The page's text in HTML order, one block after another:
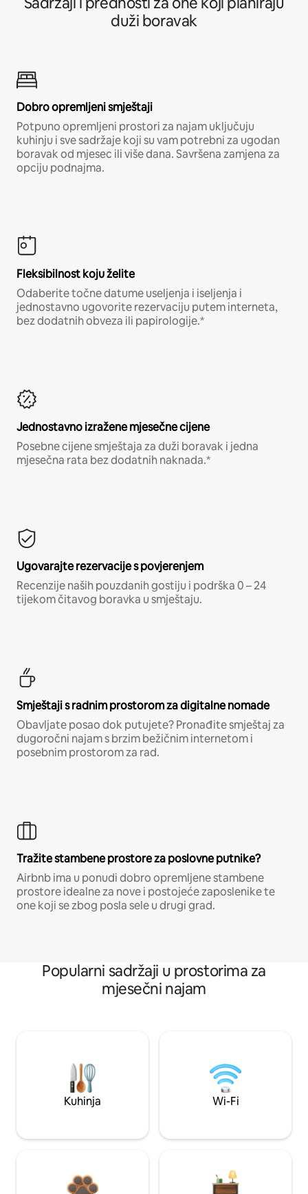
duži boravak
Dobro opremljeni smještaji
Potpuno opremljeni prostori za najam uključuju
kuhinju i sve sadržaje koji su vam potrebni za ugodan
boravak od mjesec ili više dana. Savršena zamjena za
opciju podnajma.
Fleksibilnost koju želite
Odaberite točne datume useljenja i iseljenja i
jednostavno ugovorite rezervaciju putem interneta,
bez dodatnih obveza ili papirologije.*
Jednostavno izražene mjesečne cijene
Posebne cijene smještaja za duži boravak i jedna
mjesečna rata bez dodatnih naknada.*
Ugovarajte rezervacije s povjerenjem
Recenzije naših pouzdanih gostiju i podrška 0 – 24
tijekom čitavog boravka u smještaju.
Smještaji s radnim prostorom za digitalne nomade
Obavljate posao dok putujete? Pronađite smještaj za
dugoročni najam s brzim bežičnim internetom i
posebnim prostorom za rad.
Tražite stambene prostore za poslovne putnike?
Airbnb ima u ponudi dobro opremljene stambene
prostore idealne za nove i postojeće zaposlenike te
one koji se zbog posla sele u drugi grad.
Popularni sadržaji u prostorima za
mjesečni najam
Kuhinja Wi-Fi